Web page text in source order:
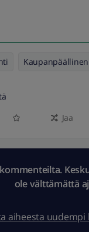
Kaupanpäällinen
Jaa
ole välttämättä
aiheesta uudempi